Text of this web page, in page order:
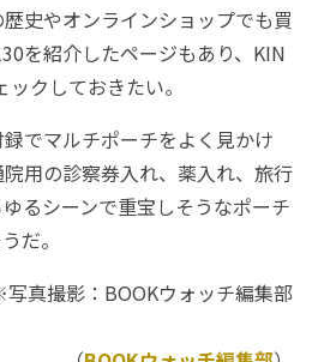
史やオンラインショップでも買
を紹介したページもあり、KIN
クしておきたい。
でマルチポーチをよく見かけ
用の診察券入れ、薬入れ、旅行
るシーンで重宝しそうなポーチ
だ。
真撮影：BOOKウォッチ編集部